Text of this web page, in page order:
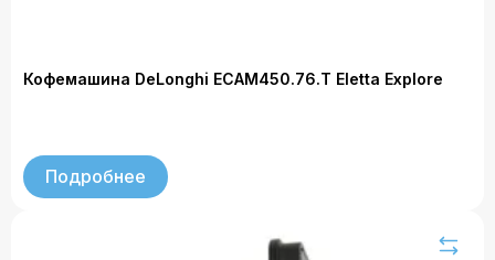
Кофемашина DeLonghi ECAM450.76.T Eletta Explore
Подробнее